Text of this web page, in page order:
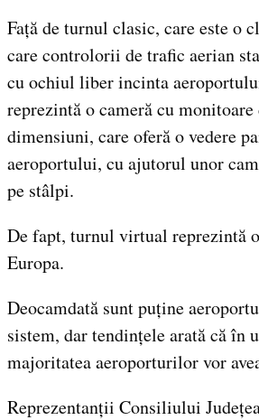
Față de turnul clasic, care este o
care controlorii de trafic aerian
cu ochiul liber incinta
reprezintă o cameră cu
dimensiuni, care oferă o vedere
aeroportului, cu ajutorul unor
pe stâlpi.
De fapt, turnul virtual reprezintă
Europa.
Deocamdată sunt puține
sistem, dar tendințele arată că în
majoritatea aeroporturilor vor
Reprezentanții Consiliului